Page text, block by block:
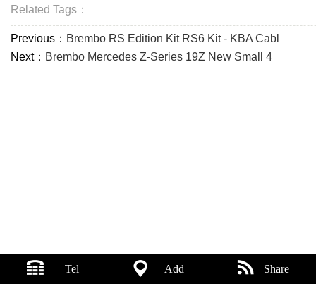
Related Tags：
Previous： Brembo RS Edition Kit RS6 Kit - KBA Cabl
Next： Brembo Mercedes Z-Series 19Z New Small 4
Tel Add Share